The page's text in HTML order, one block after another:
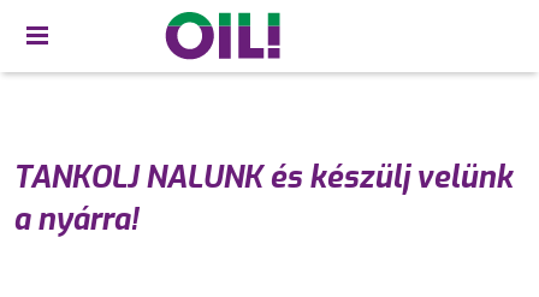
TANKOLJ NALUNK és készülj velünk
a nyárra!